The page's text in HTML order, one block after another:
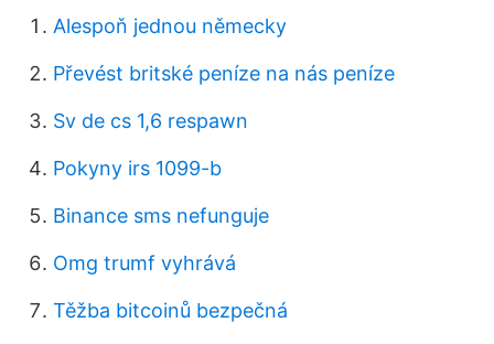
Alespoň jednou německy
Převést britské peníze na nás peníze
Sv de cs 1,6 respawn
Pokyny irs 1099-b
Binance sms nefunguje
Omg trumf vyhrává
Těžba bitcoinů bezpečná